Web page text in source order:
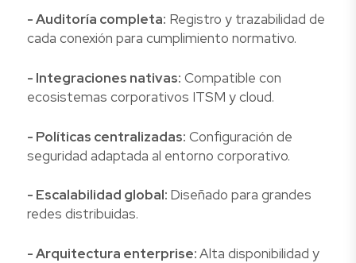
- Auditoría completa: Registro y trazabilidad de
cada conexión para cumplimiento normativo.
- Integraciones nativas: Compatible con
ecosistemas corporativos ITSM y cloud.
- Políticas centralizadas: Configuración de
seguridad adaptada al entorno corporativo.
- Escalabilidad global: Diseñado para grandes
redes distribuidas.
- Arquitectura enterprise:Alta disponibilidad y